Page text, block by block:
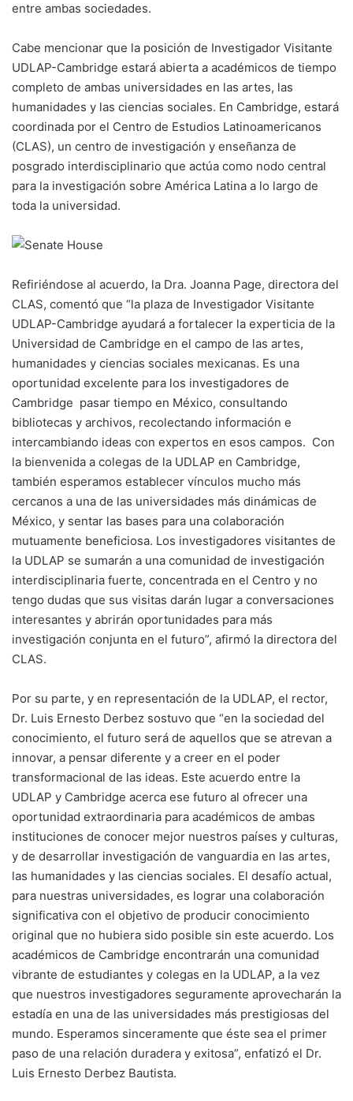
entre ambas sociedades.
Cabe mencionar que la posición de Investigador Visitante
UDLAP-Cambridge estará abierta a académicos de tiempo
completo de ambas universidades en las artes, las
humanidades y las ciencias sociales. En Cambridge, estará
coordinada por el Centro de Estudios Latinoamericanos
(CLAS), un centro de investigación y enseñanza de
posgrado interdisciplinario que actúa como nodo central
para la investigación sobre América Latina a lo largo de
toda la universidad.
Refiriéndose al acuerdo, la Dra. Joanna Page, directora del
CLAS, comentó que “la plaza de Investigador Visitante
UDLAP-Cambridge ayudará a fortalecer la experticia de la
Universidad de Cambridge en el campo de las artes,
humanidades y ciencias sociales mexicanas. Es una
oportunidad excelente para los investigadores de
Cambridge pasar tiempo en México, consultando
bibliotecas y archivos, recolectando información e
intercambiando ideas con expertos en esos campos. Con
la bienvenida a colegas de la UDLAP en Cambridge,
también esperamos establecer vínculos mucho más
cercanos a una de las universidades más dinámicas de
México, y sentar las bases para una colaboración
mutuamente beneficiosa. Los investigadores visitantes de
la UDLAP se sumarán a una comunidad de investigación
interdisciplinaria fuerte, concentrada en el Centro y no
tengo dudas que sus visitas darán lugar a conversaciones
interesantes y abrirán oportunidades para más
investigación conjunta en el futuro”, afirmó la directora del
CLAS.
Por su parte, y en representación de la UDLAP, el rector,
Dr. Luis Ernesto Derbez sostuvo que “en la sociedad del
conocimiento, el futuro será de aquellos que se atrevan a
innovar, a pensar diferente y a creer en el poder
transformacional de las ideas. Este acuerdo entre la
UDLAP y Cambridge acerca ese futuro al ofrecer una
oportunidad extraordinaria para académicos de ambas
instituciones de conocer mejor nuestros países y culturas,
y de desarrollar investigación de vanguardia en las artes,
las humanidades y las ciencias sociales. El desafío actual,
para nuestras universidades, es lograr una colaboración
significativa con el objetivo de producir conocimiento
original que no hubiera sido posible sin este acuerdo. Los
académicos de Cambridge encontrarán una comunidad
vibrante de estudiantes y colegas en la UDLAP, a la vez
que nuestros investigadores seguramente aprovecharán la
estadía en una de las universidades más prestigiosas del
mundo. Esperamos sinceramente que éste sea el primer
paso de una relación duradera y exitosa”, enfatizó el Dr.
Luis Ernesto Derbez Bautista.